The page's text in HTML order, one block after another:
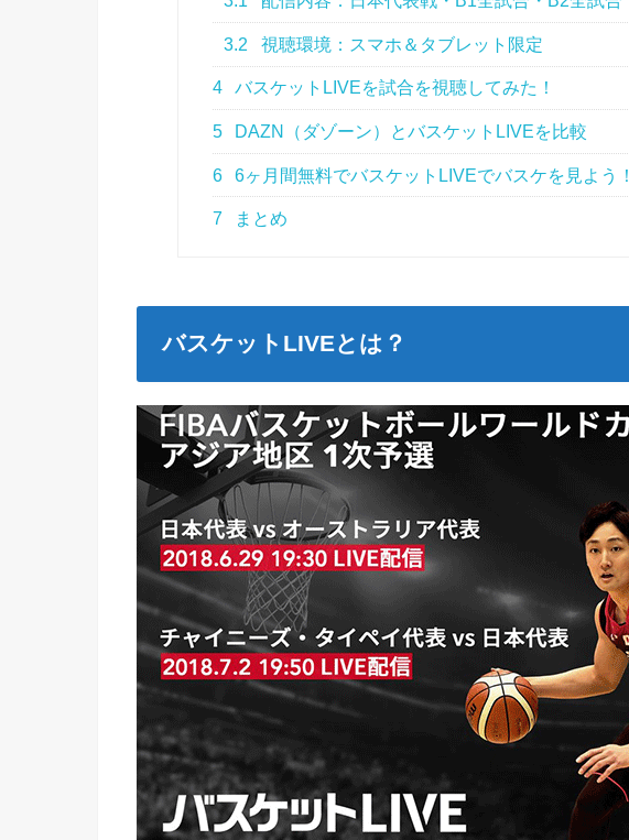
3.2 視聴環境：スマホ＆タブレット限定
4 バスケットLIVEを試合を視聴してみた！
5 DAZN（ダゾーン）とバスケットLIVEを比較
6 6ヶ月間無料でバスケットLIVEでバスケを見よう！
7 まとめ
バスケットLIVEとは？